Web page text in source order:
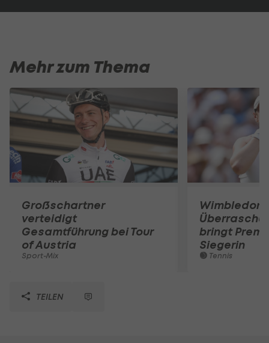
Mehr zum Thema
Großschartner
verteidigt
Gesamtführung bei Tour
of Austria
Sport-Mix
Wimbledon:
bringt
Siegerin
Tennis
TEILEN